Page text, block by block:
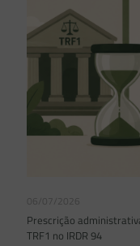
06/07/2026
Prescrição
TRF1 no IRDR 94